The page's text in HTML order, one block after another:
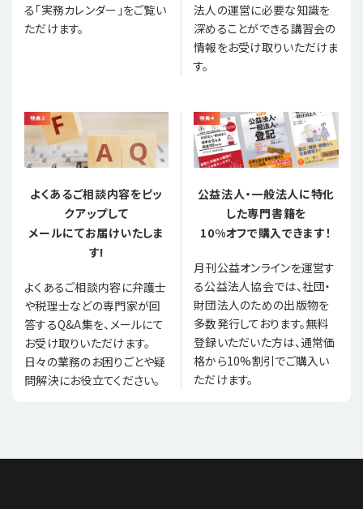
る「実務カレンダー」をご覧い
ただけます。
法人の運営に必要な知識を
深めることができる講習会の
情報をお受け取りいただけま
す。
よくあるご相談内容をピッ
クアップして
メールにてお届けいたしま
す!
よくあるご相談内容に弁護士
や税理士などの専門家が回
答するQ&A集を、メールにて
お受け取りいただけます。
日々の業務のお困りごとや疑
問解決にお役立てください。
公益法人・一般法人に特化
した専門書籍を
10%オフで購入できます！
月刊公益オンラインを運営す
る公益法人協会では、社団・
財団法人のための出版物を
多数発行しております。無料
登録いただいた方は、通常価
格から10%割引でご購入い
ただけます。